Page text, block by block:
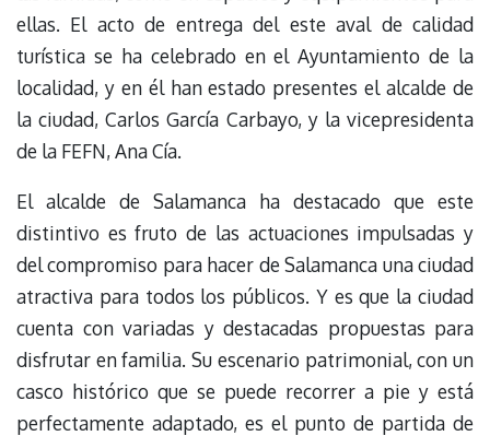
ellas. El acto de entrega del este aval de calidad
turística se ha celebrado en el Ayuntamiento de la
localidad, y en él han estado presentes el alcalde de
la ciudad, Carlos García Carbayo, y la vicepresidenta
de la FEFN, Ana Cía.
El alcalde de Salamanca ha destacado que este
distintivo es fruto de las actuaciones impulsadas y
del compromiso para hacer de Salamanca una ciudad
atractiva para todos los públicos. Y es que la ciudad
cuenta con variadas y destacadas propuestas para
disfrutar en familia. Su escenario patrimonial, con un
casco histórico que se puede recorrer a pie y está
perfectamente adaptado, es el punto de partida de